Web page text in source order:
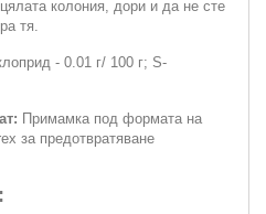
колония, дори и да не сте
тя.
- 0.01 г/ 100 г; S-
Примамка под формата на
за предотвратяване